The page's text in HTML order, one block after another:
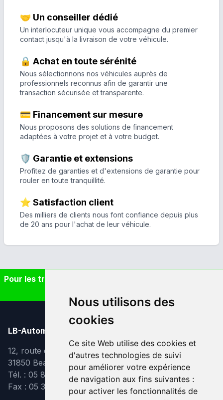
Nous utilisons des
cookies
Ce site Web utilise des cookies et
d'autres technologies de suivi
pour améliorer votre expérience
de navigation aux fins suivantes :
pour activer les fonctionnalités de
🤝 Un conseiller dédié
Un interlocuteur unique vous accompagne du premier
contact jusqu'à la livraison de votre véhicule.
🔒 Achat en toute sérénité
Nous sélectionnons nos véhicules auprès de
professionnels reconnus afin de garantir une
transaction sécurisée et transparente.
💳 Financement sur mesure
Nous proposons des solutions de financement
adaptées à votre projet et à votre budget.
🛡️ Garantie et extensions
Profitez de garanties et d'extensions de garantie pour
rouler en toute tranquillité.
⭐ Satisfaction client
Des milliers de clients nous font confiance depuis plus
de 20 ans pour l'achat de leur véhicule.
Pour les trajets courts, privilégiez la marche ou le vélo
LB-Automobiles.com
12, route de Lavaur
31850 Beaupuy
Tél. : 05 82 95 39 40
Fax : 05 31 08 10 91